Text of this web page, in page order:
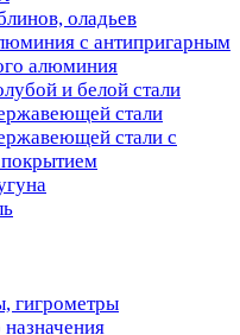
оладьев
с антипригарным
алюминия
и белой стали
стали
стали с
гигрометры